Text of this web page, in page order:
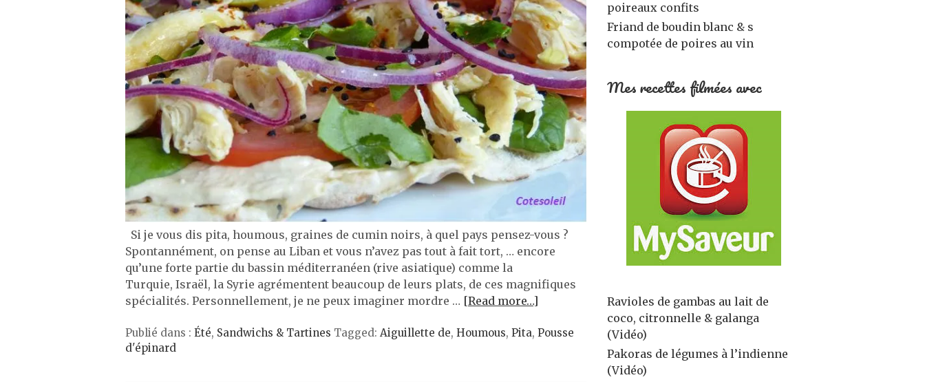
Si je vous dis pita, houmous, graines de cumin noirs, à quel pays pensez-vous ?
Spontannément, on pense au Liban et vous n’avez pas tout à fait tort, … encore
qu’une forte partie du bassin méditerranéen (rive asiatique) comme la
Turquie, Israël, la Syrie agrémentent beaucoup de leurs plats, de ces magnifiques
spécialités. Personnellement, je ne peux imaginer mordre … [Read more…]
Publié dans : Été, Sandwichs & Tartines Tagged: Aiguillette de, Houmous, Pita, Pousse
d'épinard
poireaux confits
Friand de boudin blanc & s
compotée de poires au vin
Mes recettes filmées avec
Ravioles de gambas au lait de
coco, citronnelle & galanga
(Vidéo)
Pakoras de légumes à l’indienne
(Vidéo)